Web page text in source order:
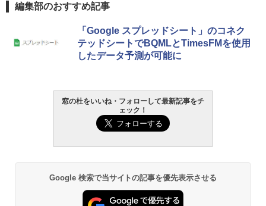
編集部のおすすめ記事
「Google スプレッドシート」のコネク
テッドシートでBQMLとTimesFMを使用
したデータ予測が可能に
窓の杜をいいね・フォローして最新記事をチ
ェック！
Google 検索で当サイトの記事を優先表示させる